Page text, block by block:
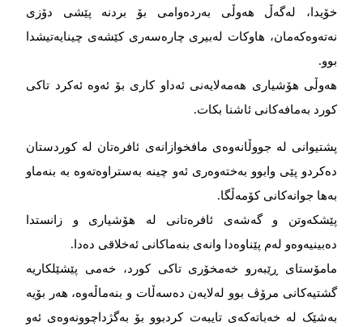
خۆیدا، لەگەڵ هەوڵی بەردەوامی بۆ بردنە پێشی دۆزی
نەتەوەكەمان، هاوكات لەبیری چارەسەری كێشەی چینایەتیشدا
بوو.
هەوڵی هۆشیاری هەمەلایەنی ئەداو كاری بۆ ئەوە ئەكرد تاكی
كورد بەمافەكانی ئاشنا بكات.
پشتیوانی لە جووڵانەوەی مافخوازانەی ئافرەتان لە كوردستان
دەكردو پێی وابوو بەختەوەری ئەو چینە بەستراوەتەوە بە بنەماو
بەها جوانەكانی كۆمەڵگا.
پێشكەوتن و گەشەی ئافرەتانی لە هۆشیاری و زانستدا
دەبینیەوەو لەم پێناوەدا وانەی بنەماكانی ئەخلاقی دەدا.
مامۆستای ڕێبەرو خەمخۆری تاكی كورد، خەمی پێشێلکاریە
گشتیەکانی مرۆڤ بوو لەلایەن دەسەڵات و بنەماڵەوە، هەر بۆیە
بەشێک لە خەباتەكەی تایبەت كردبوو بۆ بەگژداچوونەوەی ئەو